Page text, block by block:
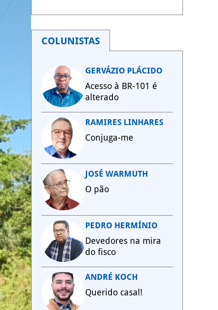
COLUNISTAS
GERVÁZIO PLÁCIDO
Acesso à BR-101 é
alterado
RAMIRES LINHARES
Conjuga-me
JOSÉ WARMUTH
O pão
PEDRO HERMÍNIO
Devedores na mira
do fisco
ANDRÉ KOCH
Querido casal!